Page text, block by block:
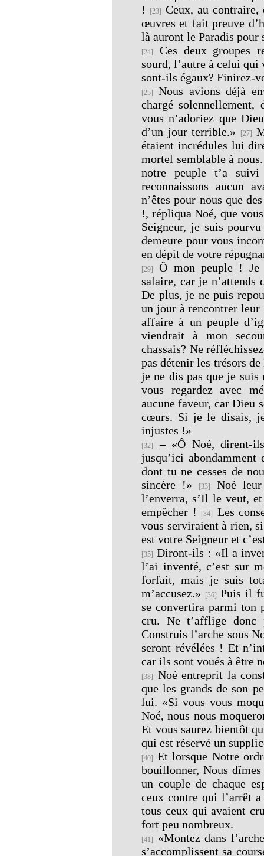
!
[23] Ceux, au
œuvres et fait preuve
là auront le Paradis pour
[24]
Ces deux groupes
sourd, l’autre à celui qui
sont-ils égaux? Finirez-
[25]
Nous avions déjà
chargé
vous n’adoriez que
d’un jour terrible.»
[27]
étaient incrédules lui
mortel semblable à
notre peuple t’a
reconnaissons aucun
n’êtes pour nous que
!, répliqua Noé, que
Seigneur, je suis
demeure pour vous
en dépit de votre
[29]
Ô mon peuple ! Je
salaire, car je n’attends
De plus, je ne puis
un jour à rencontrer
affaire à un peuple
viendrait à mon
chassais? Ne
pas détenir les trésors
je ne dis pas que je suis
vous regardez avec
aucune faveur, car Dieu
cœurs. Si je le disais,
injustes !»
[32]
– «Ô Noé, dirent-
jusqu’ici abondamment
dont tu ne cesses de
sincère !»
[33]
Noé
l’enverra, s’Il le veut,
empêcher !
[34]
Les
vous serviraient à rien,
est votre Seigneur et
[35] Diront-ils : «Il a
l’ai inventé, c’est sur
forfait, mais je suis
m’accusez.»
[36] Puis il
se convertira parmi ton
cru. Ne t’afflige
Construis l’arche sous
seront révélées ! Et
car ils sont voués à être
[38]
Noé entreprit la
que les grands de son
lui. «Si vous vous
Noé, nous nous
Et vous saurez bientôt
qui est réservé un
[40] Et lorsque Notre
bouillonner, Nous
un couple de chaque
ceux contre qui l’arrêt
tous ceux qui avaient
fort peu nombreux.
[41]
«Montez dans
s’accomplissent sa